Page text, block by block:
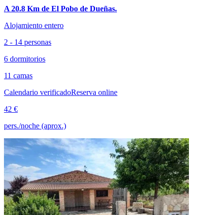
A 20.8 Km de El Pobo de Dueñas.
Alojamiento entero
2 - 14 personas
6 dormitorios
11 camas
Calendario verificadoReserva online
42 €
pers./noche (aprox.)